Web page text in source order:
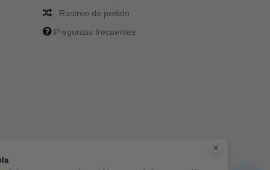
Rastreo de pedido
Preguntas frecuentes